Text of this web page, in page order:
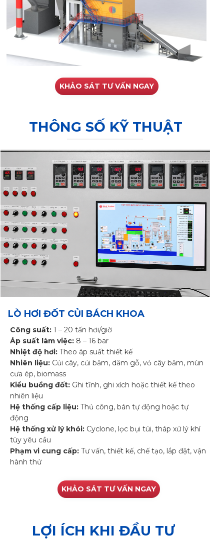
KHẢO SÁT TƯ VẤN NGAY
THÔNG SỐ KỸ THUẬT
KHẢO SÁT TƯ VẤN NGAY
Công suất: 1 – 20 tấn hơi/giờ
Áp suất làm việc: 8 – 16 bar
Nhiệt độ hơi: Theo áp suất thiết kế
Nhiên liệu: Củi cây, củi băm, dăm gỗ, vỏ cây băm, mùn
cưa ép, biomass
Kiểu buồng đốt: Ghi tĩnh, ghi xích hoặc thiết kế theo
nhiên liệu
Hệ thống cấp liệu: Thủ công, bán tự động hoặc tự
động
Hệ thống xử lý khói: Cyclone, lọc bụi túi, tháp xử lý khí
tùy yêu cầu
Phạm vi cung cấp: Tư vấn, thiết kế, chế tạo, lắp đặt, vận
hành thử
LÒ HƠI ĐỐT CỦI BÁCH KHOA
LỢI ÍCH KHI ĐẦU TƯ